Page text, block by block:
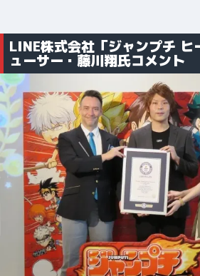
LINE株式会社「ジャンプチ ヒ
ューサー・藤川翔氏コメント